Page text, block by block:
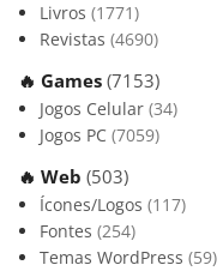
Livros (1771)
Revistas (4690)
🔥 Games (7153)
Jogos Celular (34)
Jogos PC (7059)
🔥 Web (503)
Ícones/Logos (117)
Fontes (254)
Temas WordPress (59)